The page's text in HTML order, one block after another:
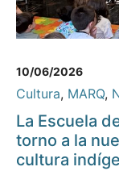
10/06/2026
Cultura, MARQ,
La Escuela
torno a la
cultura